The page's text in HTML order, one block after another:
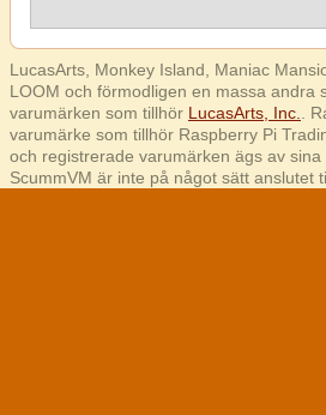
LucasArts, Monkey Island, Maniac
LOOM och förmodligen en massa andra
varumärken som tillhör LucasArts, Inc.
.
varumärke som tillhör Raspberry Pi
och registrerade varumärken ägs av sina
ScummVM är inte på något sätt anslutet